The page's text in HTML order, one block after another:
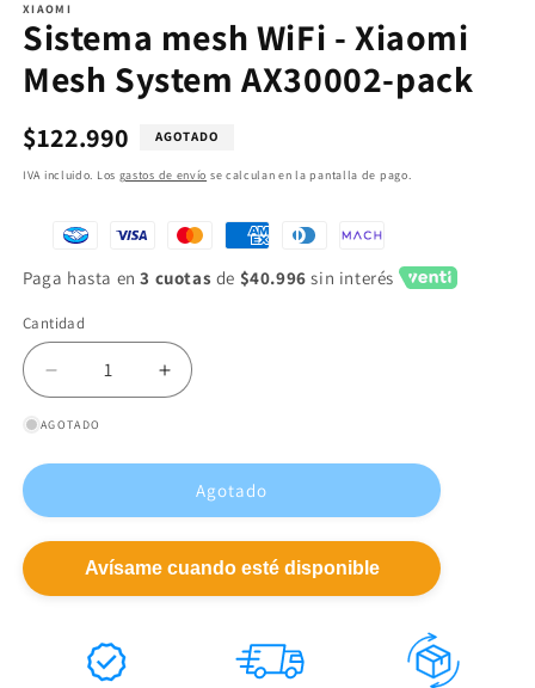
XIAOMI
Sistema mesh WiFi - Xiaomi
Mesh System AX30002-pack
Precio
$122.990 AGOTADO
IVA incluido. Los gastos de envío se calculan en la pantalla de pago.
Paga hasta en3 cuotas de $40.996 sin interés
Cantidad
Reducir
cantidad
para
Xiaomi
Mesh
pack
Aumentar
cantidad
mesh
Xiaomi
Mesh
AGOTADO
Agotado
Avísame cuando esté disponible